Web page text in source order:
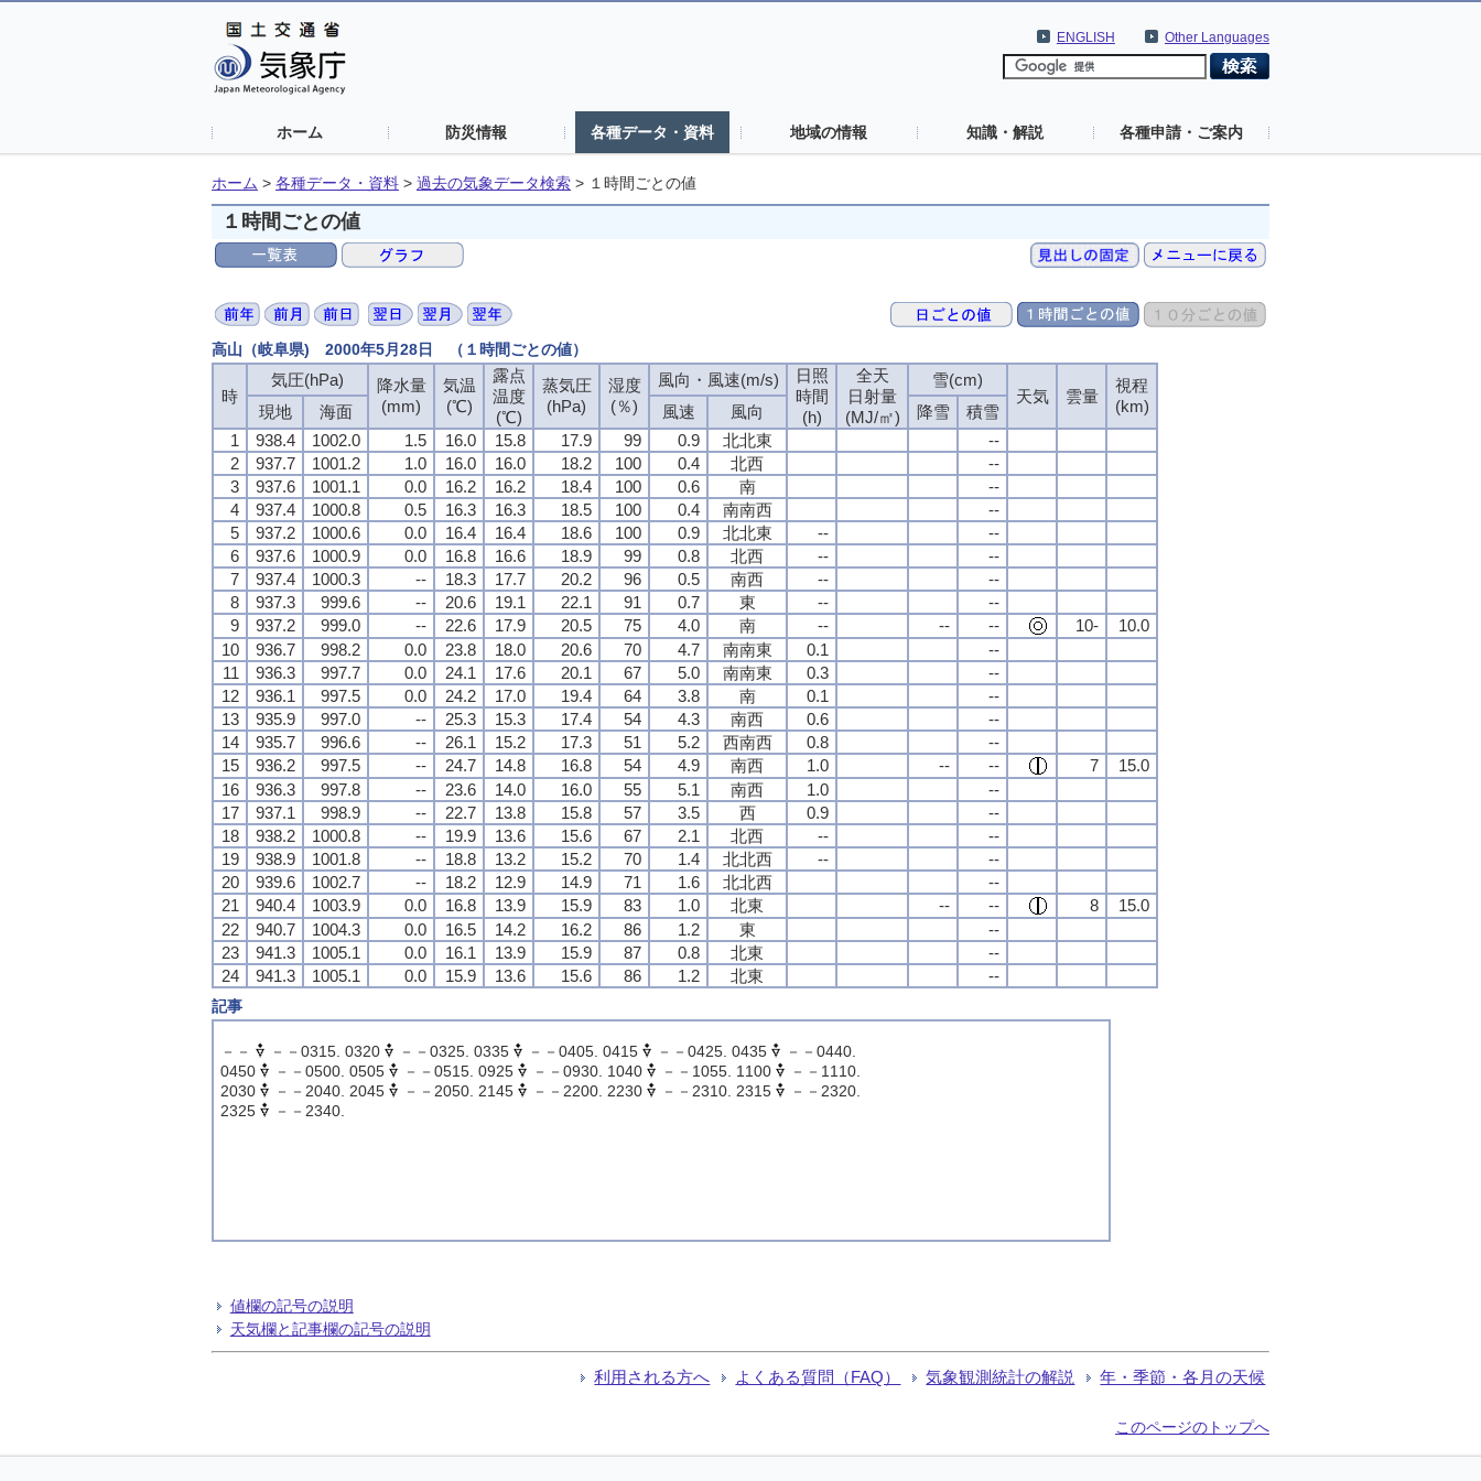
Other Languages
ENGLISH
ホーム 防災情報 各種データ・資料 地域の情報 知識・解説 各種申請・ご案内
ホーム > 各種データ・資料 > 過去の気象データ検索 > １時間ごとの値
１時間ごとの値
高山（岐阜県) 2000年5月28日 （１時間ごとの値）
時
気圧(hPa)
降水量
(mm)
気温
(℃)
露点
温度
(℃)
蒸気圧
(hPa)
湿度
(％)
風向・風速(m/s)
日照
時間
(h)
全天
日射量
(MJ/㎡)
雪(cm)
天気
雲量
視程
(km)
現地 海面 風速 風向 降雪
積雪
1
938.4 1002.0 1.5 16.0 15.8 17.9 99 0.9 北北東
--
2
937.7 1001.2 1.0 16.0 16.0 18.2 100 0.4 北西
--
3
937.6 1001.1 0.0 16.2 16.2 18.4 100 0.6 南
--
4
937.4 1000.8 0.5 16.3 16.3 18.5 100 0.4 南南西
--
5
937.2 1000.6 0.0 16.4 16.4 18.6 100 0.9 北北東 --
--
6
937.6 1000.9 0.0 16.8 16.6 18.9 99 0.8 北西 --
--
7
937.4 1000.3 -- 18.3 17.7 20.2 96 0.5 南西 --
--
8
937.3 999.6 -- 20.6 19.1 22.1 91 0.7 東 --
--
9
937.2 999.0 -- 22.6 17.9 20.5 75 4.0 南 -- -- -- 10-
10.0
10
936.7 998.2 0.0 23.8 18.0 20.6 70 4.7 南南東 0.1
--
11
936.3 997.7 0.0 24.1 17.6 20.1 67 5.0 南南東 0.3
--
12
936.1 997.5 0.0 24.2 17.0 19.4 64 3.8 南 0.1
--
13
935.9 997.0 -- 25.3 15.3 17.4 54 4.3 南西 0.6
--
14
935.7 996.6 -- 26.1 15.2 17.3 51 5.2 西南西 0.8
--
15
936.2 997.5 -- 24.7 14.8 16.8 54 4.9 南西 1.0 -- -- 7
15.0
16
936.3 997.8 -- 23.6 14.0 16.0 55 5.1 南西 1.0
--
17
937.1 998.9 -- 22.7 13.8 15.8 57 3.5 西 0.9
--
18
938.2 1000.8 -- 19.9 13.6 15.6 67 2.1 北西 --
--
19
938.9 1001.8 -- 18.8 13.2 15.2 70 1.4 北北西 --
--
20
939.6 1002.7 -- 18.2 12.9 14.9 71 1.6 北北西
--
21
940.4 1003.9 0.0 16.8 13.9 15.9 83 1.0 北東 -- -- 8
15.0
22
940.7 1004.3 0.0 16.5 14.2 16.2 86 1.2 東
--
23
941.3 1005.1 0.0 16.1 13.9 15.9 87 0.8 北東
--
24
941.3 1005.1 0.0 15.9 13.6 15.6 86 1.2 北東 --
記事
－－ －－0315. 0320 －－0325. 0335 －－0405. 0415 －－0425. 0435
－－0440.
0450
－－0500. 0505 －－0515. 0925 －－0930. 1040 －－1055. 1100
－－1110.
2030
－－2040. 2045 －－2050. 2145 －－2200. 2230 －－2310. 2315
－－2320.
2325
－－2340.
値欄の記号の説明
天気欄と記事欄の記号の説明
利用される方へ よくある質問（FAQ） 気象観測統計の解説 年・季節・各月の天候
このページのトップへ